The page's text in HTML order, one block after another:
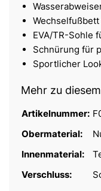
EVA/TR-Sohle
Schnürung für
Sportlicher
Mehr zu
Artikelnummer:
Obermaterial:
Innenmaterial:
Verschluss: